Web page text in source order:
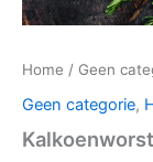
Home / Geen
Geen categorie,
Kalkoenworst